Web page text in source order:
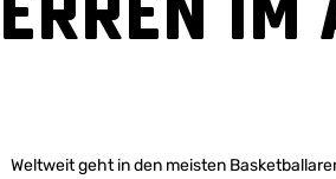
Weltweit geht in den meisten